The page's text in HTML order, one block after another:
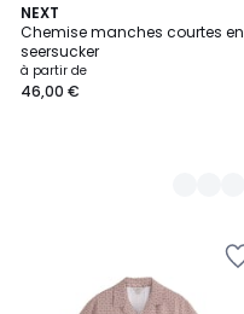
NEXT
Chemise manches courtes en
seersucker
à partir de
46,00 €
2
Couleurs